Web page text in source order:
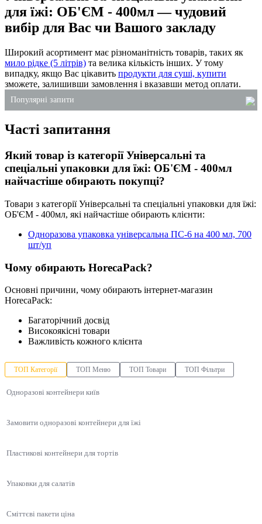
для їжі: ОБ'ЄМ - 400мл — чудовий
вибір для Вас чи Вашого закладу
Широкий асортимент має різноманітність товарів, таких як
мило рідке (5 літрів) та велика кількість інших. У тому
випадку, якщо Вас цікавить продукти для суші, купити
зможете, залишивши замовлення і вказавши метод оплати.
Популярні запити
упаковка для суші на винос
харчові одноразові контейнери
купити мило 5 літрів
ланч-бокс з фольги
Часті запитання
Який товар із категорії Універсальні та
спеціальні упаковки для їжі: ОБ'ЄМ - 400мл
найчастіше обирають покупці?
Товари з категорії Універсальні та спеціальні упаковки для їжі:
ОБ'ЄМ - 400мл, які найчастіше обирають клієнти:
Одноразова упаковка універсальна ПС-6 на 400 мл, 700
шт/уп
Чому обирають HorecaPack?
Основні причини, чому обирають інтернет-магазин
HorecaPack:
Багаторічний досвід
Високоякісні товари
Важливість кожного клієнта
ТОП Категорії ТОП Меню ТОП Товари ТОП Фільтри
Одноразові контейнери київ
Замовити одноразові контейнери для їжі
Пластикові контейнери для тортів
Упаковки для салатів
Сміттєві пакети ціна